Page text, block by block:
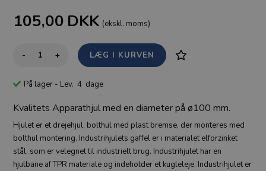
105,00 DKK (ekskl. moms)
- +
På lager - Lev. 4 dage
Kvalitets Apparathjul med en diameter på ø100 mm.
Hjulet er et drejehjul, bolthul med plast bremse, der monteres med
bolthul montering. Industrihjulets gaffel er i materialet elforzinket
stål, som er velegnet til industrielt brug. Industrihjulet har en
hjulbane af TPR materiale og indeholder et kugleleje. Industrihjulet er